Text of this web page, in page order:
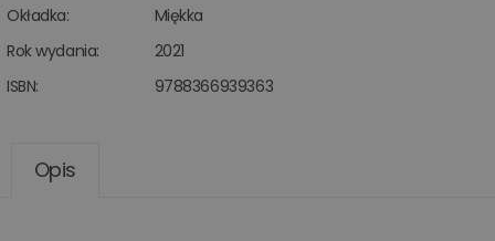
Okładka:
Miękka
Rok wydania:
2021
ISBN:
9788366939363
Opis